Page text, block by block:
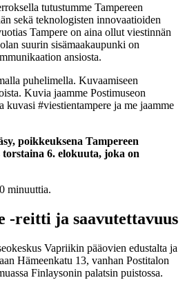
tutustumme Tampereen
sekä teknologisten innovaatioiden
Tampere on aina ollut viestinnän
suurin sisämaakaupunki on
ansiosta.
puhelimella. Kuvaamiseen
Kuvia jaamme Postimuseon
kuvasi #viestientampere ja me jaamme
poikkeuksena Tampereen
6. elokuuta, joka on
minuuttia.
-reitti ja saavutettavuus
Vapriikin pääovien edustalta ja
Hämeenkatu 13, vanhan Postitalon
Finlaysonin palatsin puistossa.